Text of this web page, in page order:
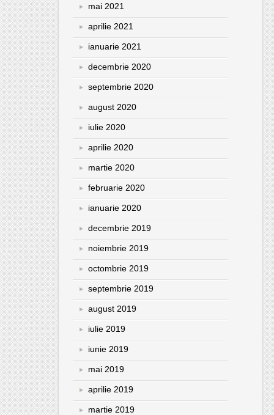
mai 2021
aprilie 2021
ianuarie 2021
decembrie 2020
septembrie 2020
august 2020
iulie 2020
aprilie 2020
martie 2020
februarie 2020
ianuarie 2020
decembrie 2019
noiembrie 2019
octombrie 2019
septembrie 2019
august 2019
iulie 2019
iunie 2019
mai 2019
aprilie 2019
martie 2019